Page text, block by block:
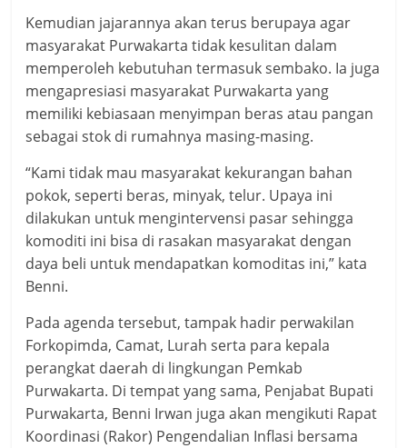
Kemudian jajarannya akan terus berupaya agar
masyarakat Purwakarta tidak kesulitan dalam
memperoleh kebutuhan termasuk sembako. Ia juga
mengapresiasi masyarakat Purwakarta yang
memiliki kebiasaan menyimpan beras atau pangan
sebagai stok di rumahnya masing-masing.
“Kami tidak mau masyarakat kekurangan bahan
pokok, seperti beras, minyak, telur. Upaya ini
dilakukan untuk mengintervensi pasar sehingga
komoditi ini bisa di rasakan masyarakat dengan
daya beli untuk mendapatkan komoditas ini,” kata
Benni.
Pada agenda tersebut, tampak hadir perwakilan
Forkopimda, Camat, Lurah serta para kepala
perangkat daerah di lingkungan Pemkab
Purwakarta. Di tempat yang sama, Penjabat Bupati
Purwakarta, Benni Irwan juga akan mengikuti Rapat
Koordinasi (Rakor) Pengendalian Inflasi bersama